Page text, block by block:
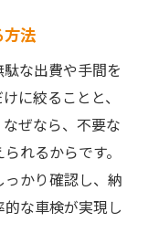
方法
な出費や手間を
に絞ることと、
ぜなら、不要な
れるからです。
かり確認し、納
な車検が実現し